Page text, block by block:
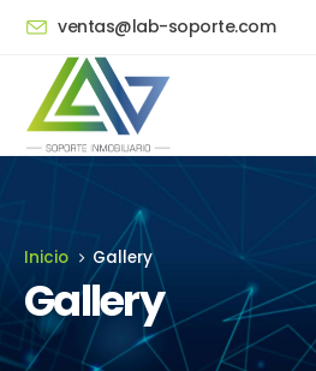
ventas@lab-soporte.com
Gallery
Inicio Gallery